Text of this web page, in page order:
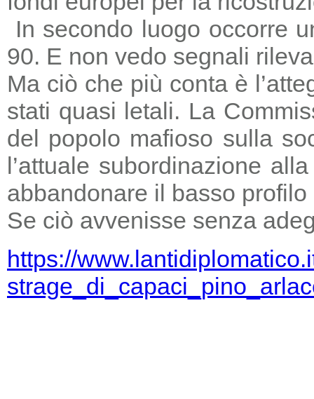
In secondo luogo occorre
90. E non vedo segnali
Ma ciò che più conta è
stati quasi letali. La
del popolo mafioso sulla
l’attuale subordinazione
abbandonare il basso
Se ciò avvenisse senza
https://